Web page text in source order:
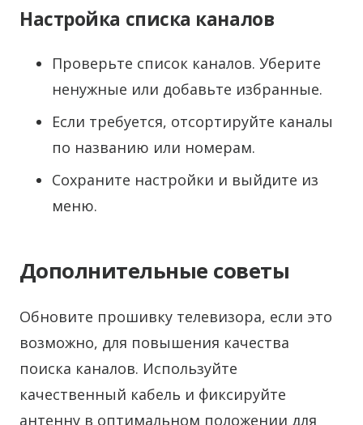
Настройка списка каналов
Проверьте список каналов. Уберите
ненужные или добавьте избранные.
Если требуется, отсортируйте каналы
по названию или номерам.
Сохраните настройки и выйдите из
меню.
Дополнительные советы
Обновите прошивку телевизора, если это
возможно, для повышения качества
поиска каналов. Используйте
качественный кабель и фиксируйте
антенну в оптимальном положении для